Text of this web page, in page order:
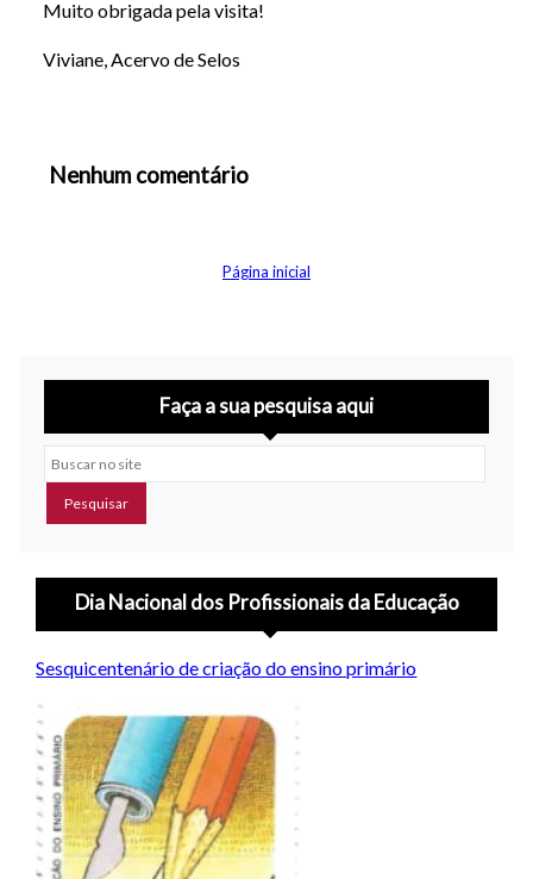
Muito obrigada pela visita!
Viviane, Acervo de Selos
Nenhum comentário
Página inicial
Faça a sua pesquisa aqui
Buscar no site
Dia Nacional dos Profissionais da Educação
Sesquicentenário de criação do ensino primário